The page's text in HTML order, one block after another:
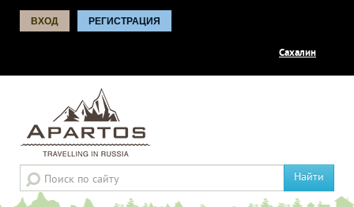
ВХОД РЕГИСТРАЦИЯ
Сахалин
Найти